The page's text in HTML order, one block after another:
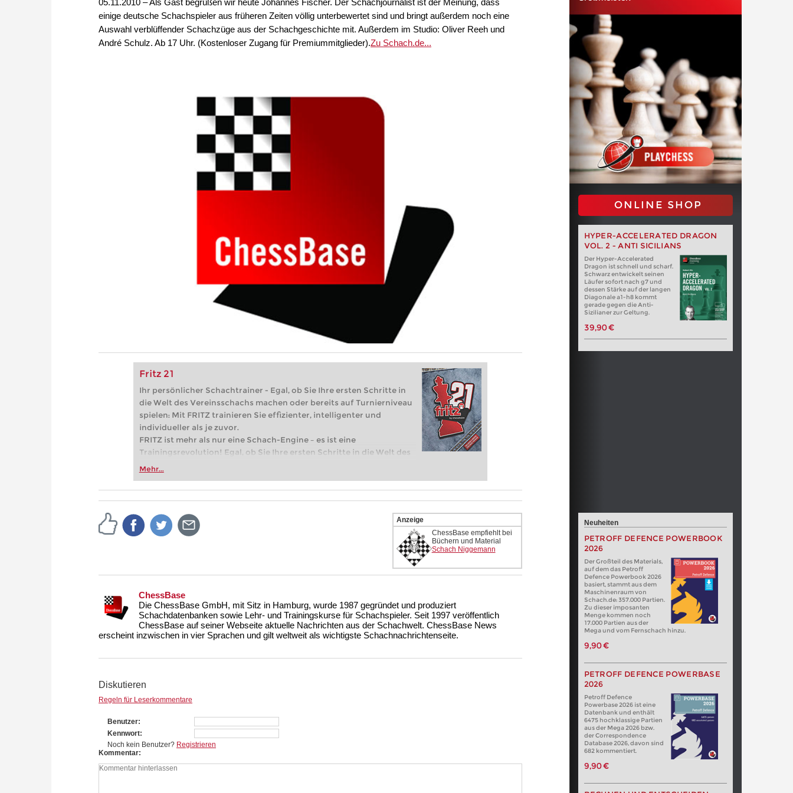
einige deutsche Schachspieler aus früheren Zeiten völlig unterbewertet sind und bringt außerdem noch eine
Auswahl verblüffender Schachzüge aus der Schachgeschichte mit. Außerdem im Studio: Oliver Reeh und
André Schulz. Ab 17 Uhr. (Kostenloser Zugang für Premiummitglieder).Zu Schach.de...
Fritz 21
Ihr persönlicher Schachtrainer - Egal, ob Sie Ihre ersten Schritte in
die Welt des Vereinsschachs machen oder bereits auf Turnierniveau
spielen: Mit FRITZ trainieren Sie effizienter, intelligenter und
individueller als je zuvor.
FRITZ ist mehr als nur eine Schach-Engine – es ist eine
Trainingsrevolution! Egal, ob Sie Ihre ersten Schritte in die Welt des
Vereinsschachs machen oder bereits auf Turnierniveau spielen: Mit
zuvor.
Mehr...
ONLINE SHOP
HYPER-ACCELERATED DRAGON
VOL. 2 - ANTI SICILIANS
Der Hyper-Accelerated
Dragon ist schnell und scharf.
Schwarz entwickelt seinen
Läufer sofort nach g7 und
dessen Stärke auf der langen
Diagonale a1-h8 kommt
gerade gegen die Anti-
Sizilianer zur Geltung.
39,90 €
Anzeige
ChessBase empfiehlt bei
Büchern und Material
Schach Niggemann
ChessBase
Die ChessBase GmbH, mit Sitz in Hamburg, wurde 1987 gegründet und produziert
Schachdatenbanken sowie Lehr- und Trainingskurse für Schachspieler. Seit 1997 veröffentlich
ChessBase auf seiner Webseite aktuelle Nachrichten aus der Schachwelt. ChessBase News
erscheint inzwischen in vier Sprachen und gilt weltweit als wichtigste Schachnachrichtenseite.
Diskutieren
Regeln für Leserkommentare
Benutzer
Kennwort
Noch kein Benutzer? Registrieren
Kommentar
Neuheiten
PETROFF DEFENCE POWERBOOK
2026
Der Großteil des Materials,
auf dem das Petroff
Defence Powerbook 2026
basiert, stammt aus dem
Maschinenraum von
Schach.de: 357.000 Partien.
Zu dieser imposanten
Menge kommen noch
17.000 Partien aus der
Mega und vom Fernschach hinzu.
9,90 €
PETROFF DEFENCE POWERBASE
2026
Petroff Defence
Powerbase 2026 ist eine
Datenbank und enthält
6475 hochklassige Partien
aus der Mega 2026 bzw.
der Correspondence
Database 2026, davon sind
682 kommentiert.
9,90 €